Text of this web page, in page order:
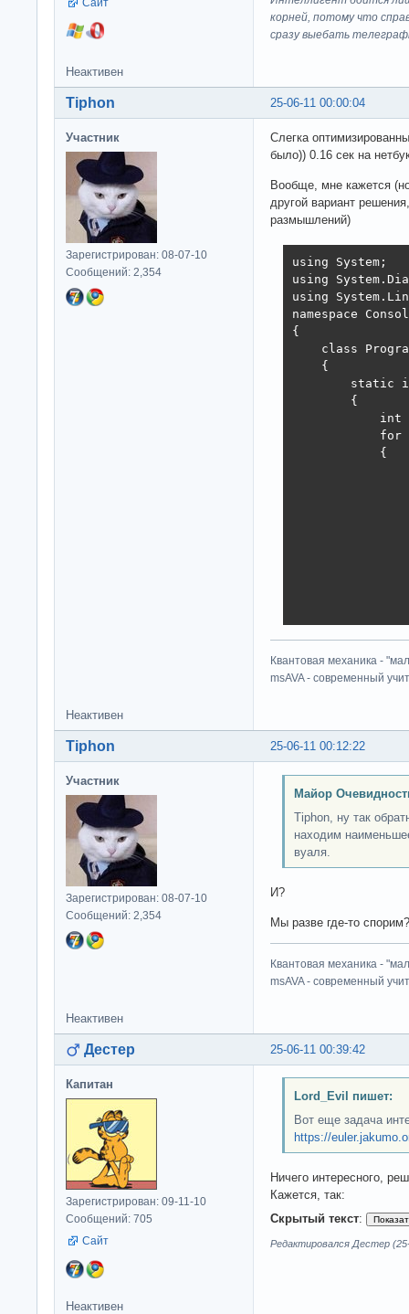
Сайт
корней, потому что
сразу выeбaть
Неактивен
25-06-11 00:00:04
Tiphon
Участник
Зарегистрирован: 08-07-10
Сообщений: 2,354
Слегка
было)) 0.16 сек на
Вообще, мне кажется
другой вариант
размышлений)
using System;
using
using
namespace
{
class
    {
static
        {
int
for
            {
            }
        }
static
//
            {
//
//
        }
    }
Квантовая механика -
msAVA - современный
Неактивен
25-06-11 00:12:22
Tiphon
Участник
Зарегистрирован: 08-07-10
Сообщений: 2,354
Майор
Tiphon, ну так
находим
вуаля.
И?
Мы разве где-то спорим?
Квантовая механика -
msAVA - современный
Неактивен
25-06-11 00:39:42
Дестер
Капитан
Зарегистрирован: 09-11-10
Сообщений: 705
Сайт
Lord_Evil пишет:
Вот еще задача
https://
Ничего интересного,
Кажется, так:
Скрытый текст:
Редактировался Дестер
Неактивен